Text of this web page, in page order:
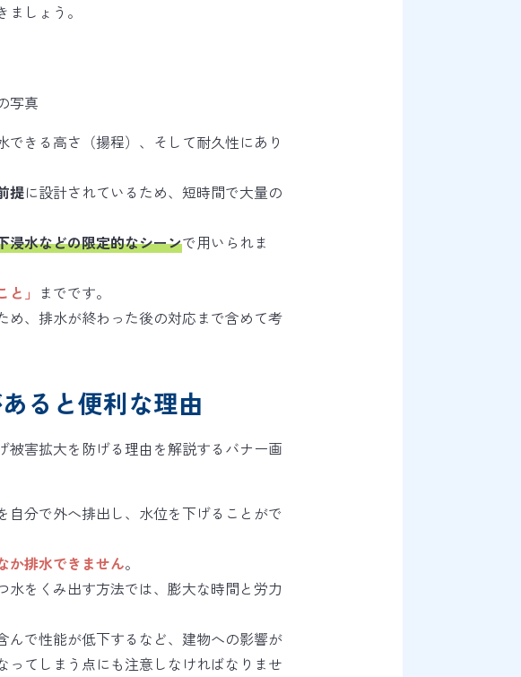
しょう。
きる高さ（揚程）、そして耐久性にあり
提に設計されているため、短時間で大量の
浸水などの限定的なシーンで用いられま
と」 までです。
、排水が終わった後の対応まで含めて考
ると便利な理由
分で外へ排出し、水位を下げることがで
か排水できません。
をくみ出す方法では、膨大な時間と労力
んで性能が低下するなど、建物への影響が
てしまう点にも注意しなければなりませ